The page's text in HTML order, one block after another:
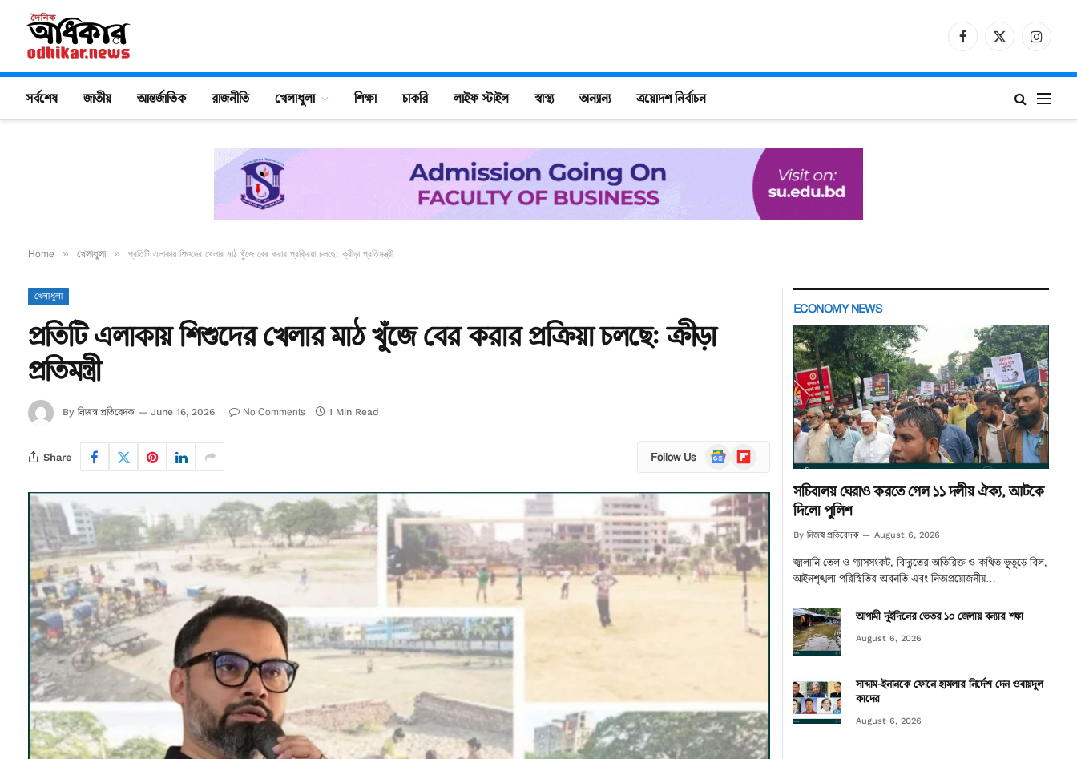
Facebook
X
সর্বশেষ জাতীয় আন্তর্জাতিক রাজনীতি খেলাধুলা শিক্ষা চাকরি লাইফ স্টাইল স্বাস্থ্য অন্যান্য ত্রয়োদশ নির্বাচন
Home » খেলাধুলা » প্রতিটি এলাকায় শিশুদের খেলার মাঠ খুঁজে বের করার প্রক্রিয়া চলছে: ক্রীড়া প্রতিমন্ত্রী
খেলাধুলা
প্রতিটি এলাকায় শিশুদের খেলার মাঠ খুঁজে বের করার প্রক্রিয়া চলছে: ক্রীড়া
প্রতিমন্ত্রী
By নিজস্ব প্রতিবেদক June 16, 2026 No Comments 1 Min Read
Share Follow Us
Google
News
Flipboard
ECONOMY NEWS
সচিবালয় ঘেরাও করতে গেল ১১ দলীয় ঐক্য, আটকে
দিলো পুলিশ
By নিজস্ব প্রতিবেদক August 6, 2026
জ্বালানি তেল ও গ্যাসসংকট, বিদ্যুতের অতিরিক্ত ও কথিত ভূতুড়ে বিল,
আইনশৃঙ্খলা পরিস্থিতির অবনতি এবং নিত্যপ্রয়োজনীয়…
আগামী দুইদিনের ভেতর ১০ জেলায় বন্যার শঙ্কা
August 6, 2026
সাদ্দাম-ইনানকে ফোনে হামলার নির্দেশ দেন ওবায়দুল
কাদের
August 6, 2026